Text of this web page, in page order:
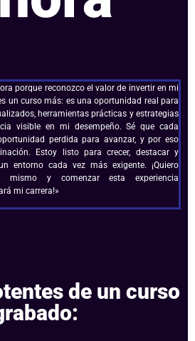
porque reconozco el valor de invertir en mi
un curso más: es una oportunidad real para
herramientas prácticas y estrategias
visible en mi desempeño. Sé que cada
perdida para avanzar, y por eso
Estoy listo para crecer, destacar y
entorno cada vez más exigente. ¡Quiero
y comenzar esta experiencia
mi carrera!»
de un curso